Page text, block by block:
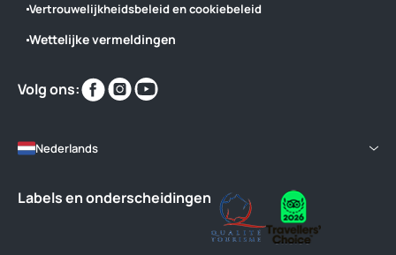
Vertrouwelijkheidsbeleid en cookiebeleid
Wettelijke vermeldingen
Volg ons:
Vind
ons
Vind
ons
Nederlands
Labels en onderscheidingen